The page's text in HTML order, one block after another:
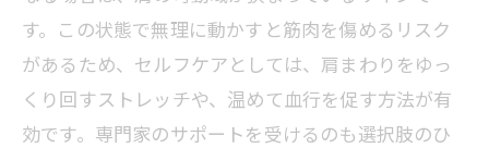
す。この状態で無理に動かすと筋肉を傷めるリスク
があるため、セルフケアとしては、肩まわりをゆっ
くり回すストレッチや、温めて血行を促す方法が有
効です。専門家のサポートを受けるのも選択肢のひ